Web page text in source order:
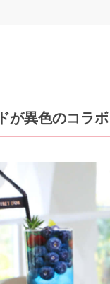
が異色のコラボ